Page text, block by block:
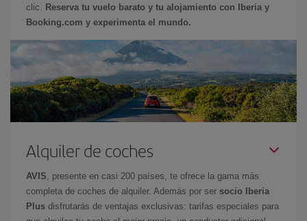
clic.
Reserva tu vuelo barato y tu alojamiento con Iberia y
Booking.com y experimenta el mundo.
Alquiler de coches
AVIS , presente en casi 200 países, te ofrece la gama más
completa de coches de alquiler. Además por ser socio Iberia
Plus disfrutarás de ventajas exclusivas: tarifas especiales para